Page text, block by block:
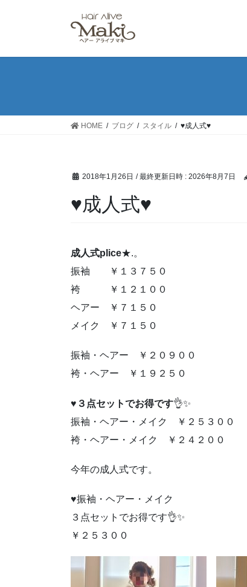
HOME ブログ スタイル ♥成人式♥
2018年1月26日 / 最終更新日時 : 2026年8月7日
♥成人式♥
成人式plice★.。
振袖 ￥１３７５０
袴 ￥１２１００
ヘアー ￥７１５０
メイク ￥７１５０
振袖・ヘアー ￥２０９００
袴・ヘアー ￥１９２５０
♥ ３点セットでお得です👌✨
振袖・ヘアー・メイク ￥２５３００
袴・ヘアー・メイク ￥２４２００
今年の成人式です。
♥振袖・ヘアー・メイク
３点セットでお得です👌✨
￥２５３００